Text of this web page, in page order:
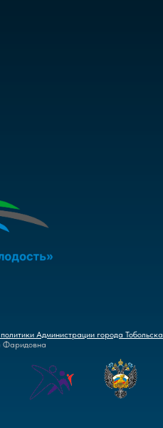
Администрации города Тобольска
Фаридовна